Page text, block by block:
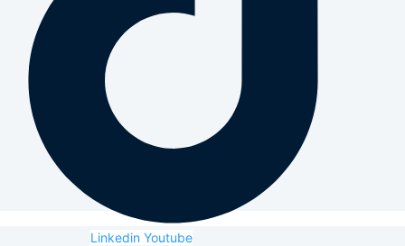
Linkedin Youtube